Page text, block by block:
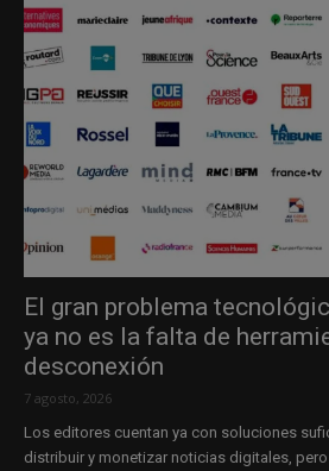
El gran problema
ya no es la falta de
desconexión
7 agosto, 2026
Los editores cuentan ya con soluciones
distribuir y monetizar noticias digitales,